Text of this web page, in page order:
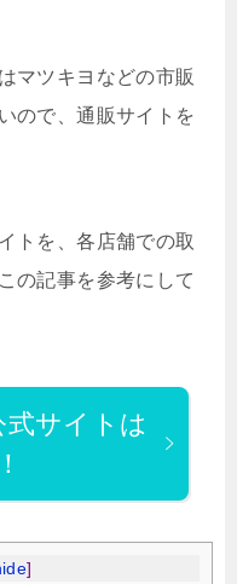
マツキヨなどの市販
ので、通販サイトを
トを、各店舗での取
の記事を参考にして
サイトは
]